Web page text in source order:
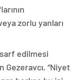
zorlu yanları
edilmesi
“Niyet